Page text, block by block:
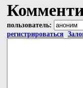
пользователь:
регистрироваться